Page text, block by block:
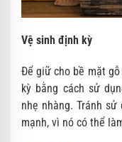
Vệ sinh định kỳ
Để giữ cho bề mặt gỗ
kỳ bằng cách sử
nhẹ nhàng. Tránh
mạnh, vì nó có thể